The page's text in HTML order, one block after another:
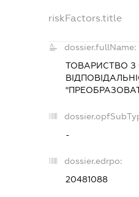
riskFactors.title
dossier.fullName:
ТОВАРИСТВО
-
dossier.edrpo:
20481088